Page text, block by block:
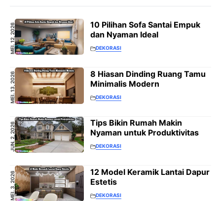
MEI. 12, 2026
10 Pilihan Sofa Santai Empuk
dan Nyaman Ideal
DEKORASI
MEI. 13, 2026
8 Hiasan Dinding Ruang Tamu
Minimalis Modern
DEKORASI
JUN. 2, 2026
Tips Bikin Rumah Makin
Nyaman untuk Produktivitas
DEKORASI
MEI. 3, 2026
12 Model Keramik Lantai Dapur
Estetis
DEKORASI